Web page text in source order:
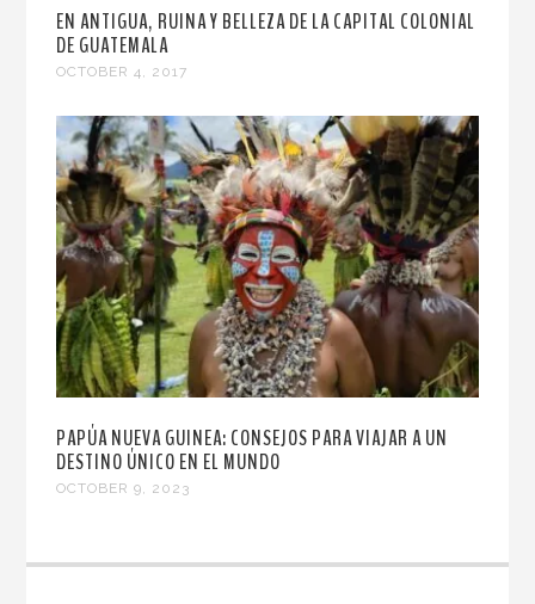
EN ANTIGUA, RUINA Y BELLEZA DE LA CAPITAL COLONIAL
DE GUATEMALA
OCTOBER 4, 2017
PAPÚA NUEVA GUINEA: CONSEJOS PARA VIAJAR A UN
DESTINO ÚNICO EN EL MUNDO
OCTOBER 9, 2023